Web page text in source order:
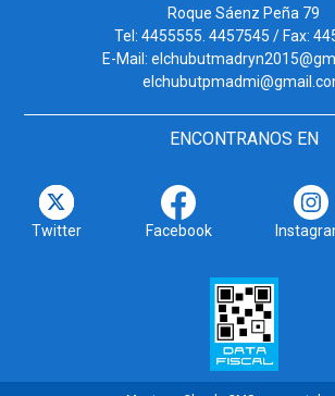
Roque Sáenz Peña 79
Tel: 4455555. 4457545 / Fax:
E-Mail:
ENCONTRANOS EN
Twitter Facebook